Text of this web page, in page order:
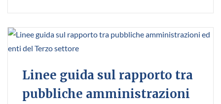
Linee guida sul rapporto tra
pubbliche amministrazioni